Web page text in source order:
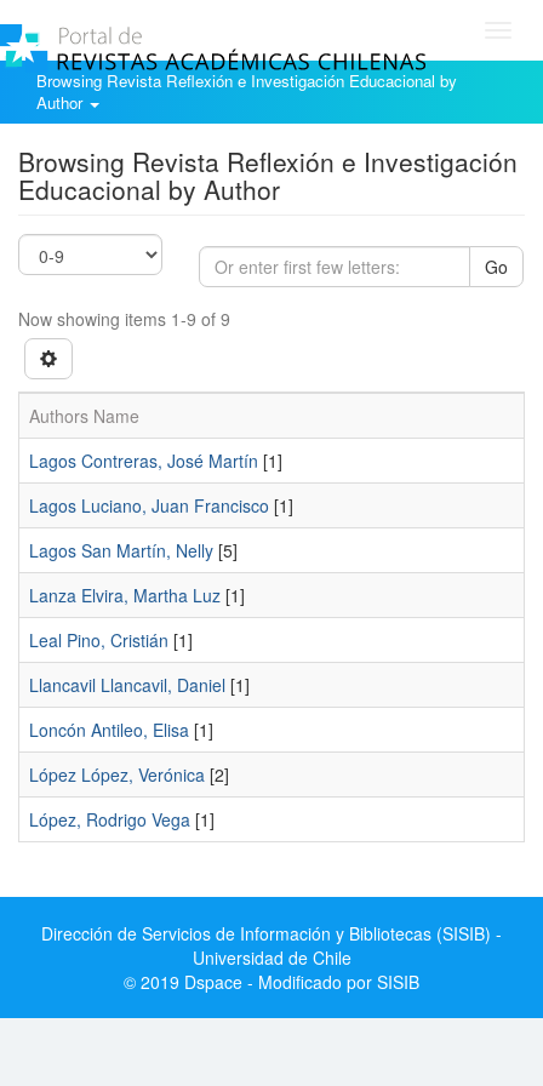
Browsing Revista Reflexión e Investigación Educacional by
Author
Browsing Revista Reflexión e Investigación
Educacional by Author
Go
Now showing items 1-9 of 9
Authors Name
Lagos Contreras, José Martín [1]
Lagos Luciano, Juan Francisco [1]
Lagos San Martín, Nelly [5]
Lanza Elvira, Martha Luz [1]
Leal Pino, Cristián [1]
Llancavil Llancavil, Daniel [1]
Loncón Antileo, Elisa [1]
López López, Verónica [2]
López, Rodrigo Vega [1]
Dirección de Servicios de Información y Bibliotecas (SISIB) -
Universidad de Chile
© 2019 Dspace - Modificado por SISIB